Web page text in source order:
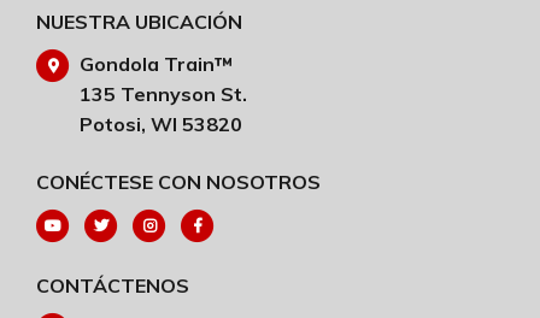
NUESTRA UBICACIÓN
Gondola Train™
135 Tennyson St.
Potosi, WI 53820
CONÉCTESE CON NOSOTROS
CONTÁCTENOS